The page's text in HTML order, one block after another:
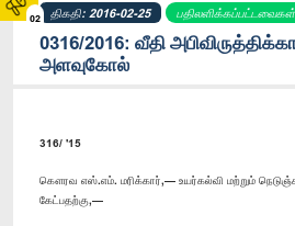
02 திகதி: 2016-02-25 பதிலளிக்கப்பட்டவைகள்
0316/2016: வீதி
அளவுகோல்
316/ '15
கௌரவ எஸ்.எம். மரிக்கார்,— உயர்கல்வி மற்றும்
கேட்பதற்கு,—